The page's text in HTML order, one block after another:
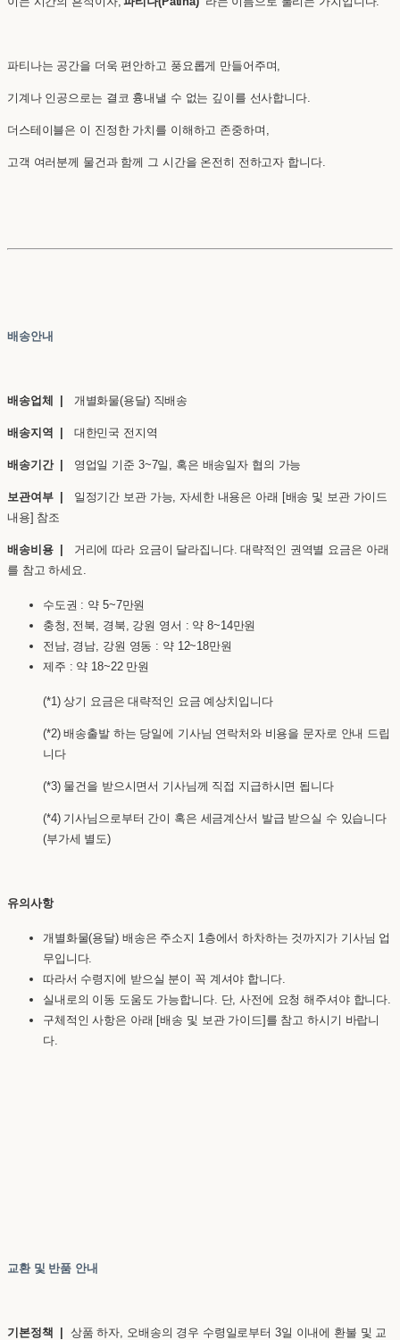
파티나는 공간을 더욱 편안하고 풍요롭게 만들어주며,
기계나 인공으로는 결코 흉내낼 수 없는 깊이를 선사합니다.
더스테이블은 이 진정한 가치를 이해하고 존중하며,
고객 여러분께 물건과 함께 그 시간을 온전히 전하고자 합니다.
배송안내
배송업체 | 개별화물(용달) 직배송
배송지역 | 대한민국 전지역
배송기간 | 영업일 기준 3~7일, 혹은 배송일자 협의 가능
보관여부 | 일정기간 보관 가능, 자세한 내용은 아래 [배송 및 보관 가이드
내용] 참조
배송비용 | 거리에 따라 요금이 달라집니다. 대략적인 권역별 요금은 아래
를 참고 하세요.
수도권 : 약 5~7만원
충청, 전북, 경북, 강원 영서 : 약 8~14만원
전남, 경남, 강원 영동 : 약 12~18만원
제주 : 약 18~22 만원
(*1) 상기 요금은 대략적인 요금 예상치입니다
(*2) 배송출발 하는 당일에 기사님 연락처와 비용을 문자로 안내 드립
니다
(*3) 물건을 받으시면서 기사님께 직접 지급하시면 됩니다
(*4) 기사님으로부터 간이 혹은 세금계산서 발급 받으실 수 있습니다
(부가세 별도)
유의사항
개별화물(용달) 배송은 주소지 1층에서 하차하는 것까지가 기사님 업
무입니다.
따라서 수령지에 받으실 분이 꼭 계셔야 합니다.
실내로의 이동 도움도 가능합니다. 단, 사전에 요청 해주셔야 합니다.
구체적인 사항은 아래 [배송 및 보관 가이드]를 참고 하시기 바랍니
다.
교환 및 반품 안내
기본정책 | 상품 하자, 오배송의 경우 수령일로부터 3일 이내에 환불 및 교